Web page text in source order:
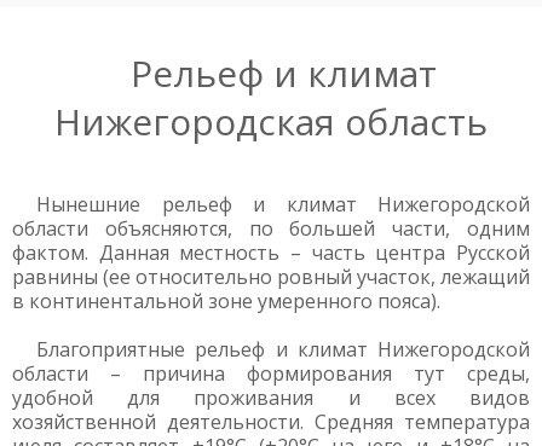
Рельеф и климат
Нижегородская область
Нынешние рельеф и климат Нижегородской
области объясняются, по большей части, одним
фактом. Данная местность – часть центра Русской
равнины (ее относительно ровный участок, лежащий
в континентальной зоне умеренного пояса).
Благоприятные рельеф и климат Нижегородской
области – причина формирования тут среды,
удобной для проживания и всех видов
хозяйственной деятельности. Средняя температура